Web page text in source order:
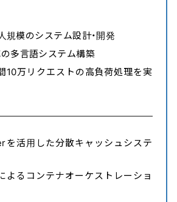
規模のシステム設計・開発
多言語システム構築
10万リクエストの高負荷処理を実
を活用した分散キャッシュシステ
よるコンテナオーケストレーショ